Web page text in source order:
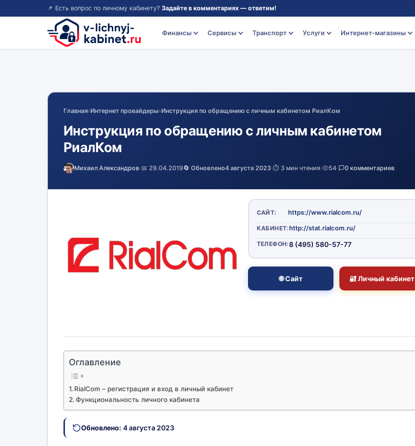
📌 Есть вопрос по личному кабинету? Задайте в комментариях — ответим!
Финансы Сервисы Транспорт Услуги Интернет-магазины
Главная›Интернет провайдеры›Инструкция по обращению с личным кабинетом РиалКом
Инструкция по обращению с личным кабинетом
РиалКом
Михаил Александров·📅 29.04.2019🔄 Обновлено4 августа 2023·⏱️ 3 мин чтения· 54· 0 комментариев
САЙТ: https://www.rialcom.ru/
КАБИНЕТ:http://stat.rialcom.ru/
ТЕЛЕФОН:8 (495) 580-57-77
🌐 Сайт 🔐 Личный кабинет
Оглавление
RialCom – регистрация и вход в личный кабинет
Функциональность личного кабинета
Обновлено: 4 августа 2023